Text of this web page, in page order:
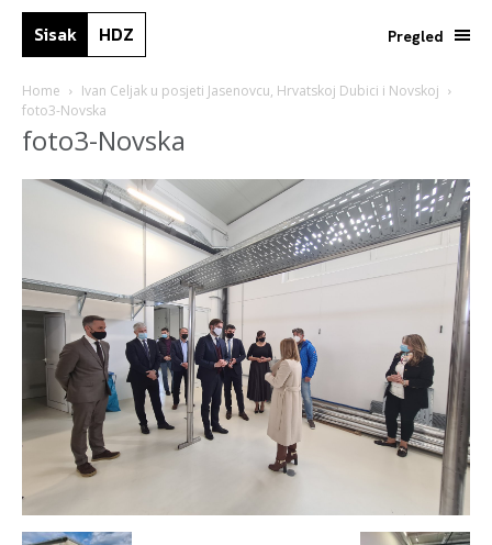
Sisak HDZ Pregled
Home
Ivan Celjak u posjeti Jasenovcu, Hrvatskoj Dubici i Novskoj
foto3-Novska
foto3-Novska